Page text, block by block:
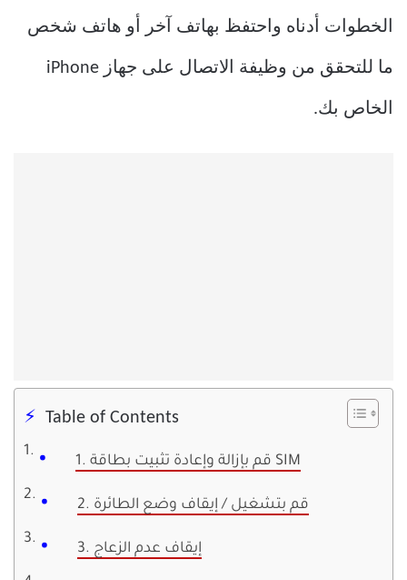
الخطوات أدناه واحتفظ بهاتف آخر أو هاتف شخص
ما للتحقق من وظيفة الاتصال على جهاز iPhone
الخاص بك.
Table of Contents
1. قم بإزالة وإعادة تثبيت بطاقة SIM
2. قم بتشغيل / إيقاف وضع الطائرة
3. إيقاف عدم الزعاج